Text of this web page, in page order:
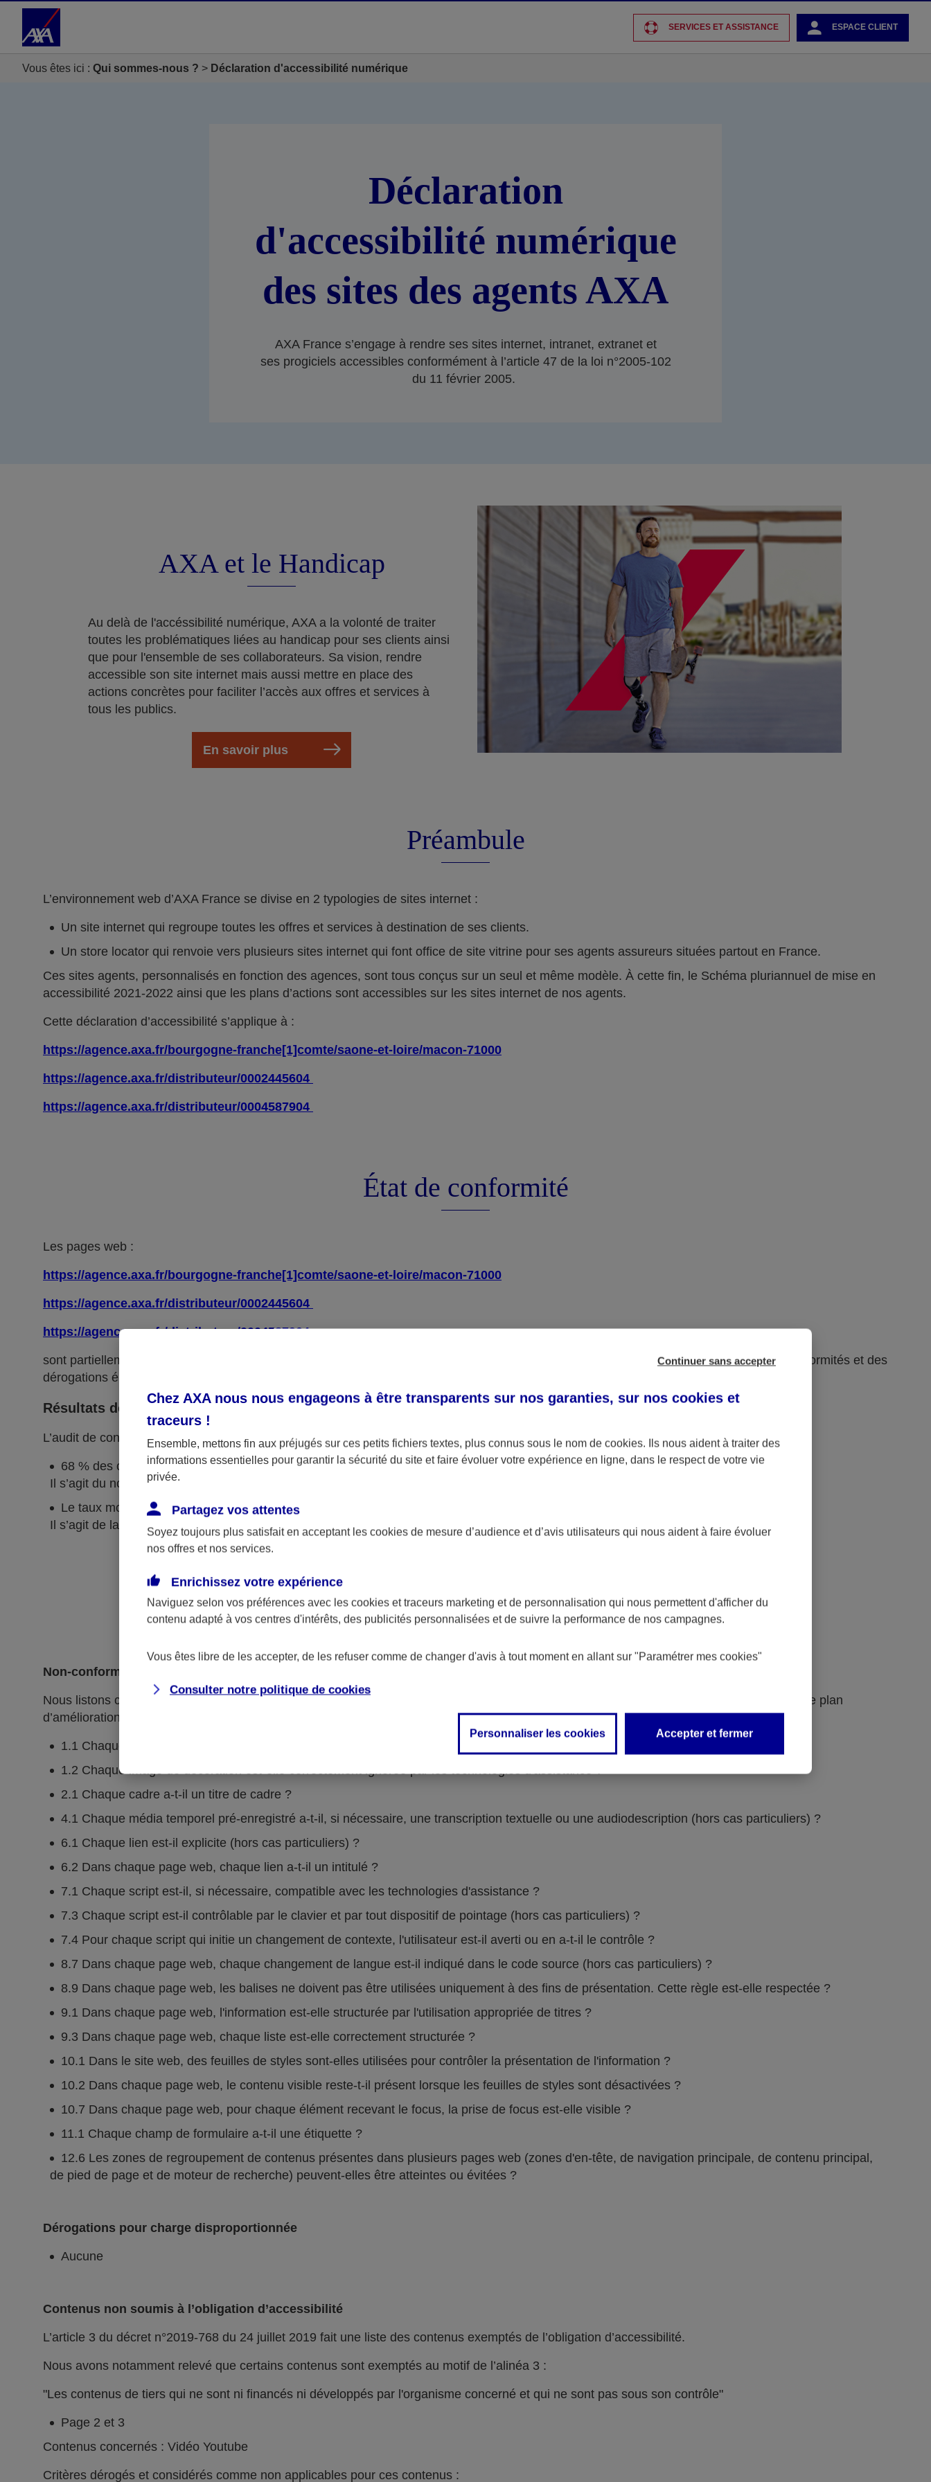
Accéder au Contenu
SERVICES ET ASSISTANCE ESPACE CLIENT
Vous êtes ici : Qui sommes-nous ? Déclaration d'accessibilité numérique
Déclaration
d'accessibilité numérique
des sites des agents AXA
AXA France s’engage à rendre ses sites internet, intranet, extranet et
ses progiciels accessibles conformément à l’article 47 de la loi n°2005-102
du 11 février 2005.
AXA et le Handicap
Au delà de l'accéssibilité numérique, AXA a la volonté de traiter
toutes les problématiques liées au handicap pour ses clients ainsi
que pour l'ensemble de ses collaborateurs. Sa vision, rendre
accessible son site internet mais aussi mettre en place des
actions concrètes pour faciliter l’accès aux offres et services à
tous les publics.
En savoir plus
Préambule
L’environnement web d’AXA France se divise en 2 typologies de sites internet :
Un site internet qui regroupe toutes les offres et services à destination de ses clients.
Un store locator qui renvoie vers plusieurs sites internet qui font office de site vitrine pour ses agents assureurs situées partout en France.
Ces sites agents, personnalisés en fonction des agences, sont tous conçus sur un seul et même modèle. À cette fin, le Schéma pluriannuel de mise en
accessibilité 2021-2022 ainsi que les plans d’actions sont accessibles sur les sites internet de nos agents.
Cette déclaration d’accessibilité s’applique à :
https://agence.axa.fr/bourgogne-franche[1]comte/saone-et-loire/macon-71000
https://agence.axa.fr/distributeur/0002445604
https://agence.axa.fr/distributeur/0004587904
État de conformité
Les pages web :
https://agence.axa.fr/bourgogne-franche[1]comte/saone-et-loire/macon-71000
https://agence.axa.fr/distributeur/0002445604
https://agence.axa.fr/distributeur/0004587904
sont partiellement conformes avec le
, version 4.1.2, en raison des non-conformités et des
dérogations énumérées ci-dessous.
Résultats des tests
L’audit de conformité réalisé parKoenarévèle que :
68 % des critères RGAA sont respectés.
Il s’agit du nombre de critères pleinement respectés sur la totalité des pages de l’échantillon.
Le taux moyen de conformité du service en ligne s’élève à 69 %.
Il s’agit de la moyenne du score de conformité obtenu sur chacune des pages de l’échantillon.
Contenus non-accessibles
Non-conformités
Nous listons ci-dessous l’ensemble des critères non-conformes. Pour le détail, se reporter à la grille d’audit et au schéma pluriannuel pour le plan
d’amélioration continue.
1.1 Chaque image porteuse d'information a-t-elle une alternative textuelle ?
1.2 Chaque image de décoration est-elle correctement ignorée par les technologies d'assistance ?
2.1 Chaque cadre a-t-il un titre de cadre ?
4.1 Chaque média temporel pré-enregistré a-t-il, si nécessaire, une transcription textuelle ou une audiodescription (hors cas particuliers) ?
6.1 Chaque lien est-il explicite (hors cas particuliers) ?
6.2 Dans chaque page web, chaque lien a-t-il un intitulé ?
7.1 Chaque script est-il, si nécessaire, compatible avec les technologies d'assistance ?
7.3 Chaque script est-il contrôlable par le clavier et par tout dispositif de pointage (hors cas particuliers) ?
7.4 Pour chaque script qui initie un changement de contexte, l'utilisateur est-il averti ou en a-t-il le contrôle ?
8.7 Dans chaque page web, chaque changement de langue est-il indiqué dans le code source (hors cas particuliers) ?
8.9 Dans chaque page web, les balises ne doivent pas être utilisées uniquement à des fins de présentation. Cette règle est-elle respectée ?
9.1 Dans chaque page web, l'information est-elle structurée par l'utilisation appropriée de titres ?
9.3 Dans chaque page web, chaque liste est-elle correctement structurée ?
10.1 Dans le site web, des feuilles de styles sont-elles utilisées pour contrôler la présentation de l'information ?
10.2 Dans chaque page web, le contenu visible reste-t-il présent lorsque les feuilles de styles sont désactivées ?
10.7 Dans chaque page web, pour chaque élément recevant le focus, la prise de focus est-elle visible ?
11.1 Chaque champ de formulaire a-t-il une étiquette ?
12.6 Les zones de regroupement de contenus présentes dans plusieurs pages web (zones d'en-tête, de navigation principale, de contenu principal,
de pied de page et de moteur de recherche) peuvent-elles être atteintes ou évitées ?
Dérogations pour charge disproportionnée
Aucune
Contenus non soumis à l’obligation d’accessibilité
L’article 3 du décret n°2019-768 du 24 juillet 2019 fait une liste des contenus exemptés de l’obligation d’accessibilité.
Nous avons notamment relevé que certains contenus sont exemptés au motif de l’alinéa 3 :
"Les contenus de tiers qui ne sont ni financés ni développés par l'organisme concerné et qui ne sont pas sous son contrôle"
Page 2 et 3
Contenus concernés : Vidéo Youtube
Critères dérogés et considérés comme non applicables pour ces contenus :
Continuer sans accepter
Chez AXA nous nous engageons à être transparents sur nos garanties, sur nos cookies et
traceurs !
Ensemble, mettons fin aux préjugés sur ces petits fichiers textes, plus connus sous le nom de cookies. Ils nous aident à traiter des
informations essentielles pour garantir la sécurité du site et faire évoluer votre expérience en ligne, dans le respect de votre vie
privée.
Partagez vos attentes
Soyez toujours plus satisfait en acceptant les cookies de mesure d’audience et d’avis utilisateurs qui nous aident à faire évoluer
nos offres et nos services.
Enrichissez votre expérience
Naviguez selon vos préférences avec les cookies et traceurs marketing et de personnalisation qui nous permettent d'afficher du
contenu adapté à vos centres d'intérêts, des publicités personnalisées et de suivre la performance de nos campagnes.
Vous êtes libre de les accepter, de les refuser comme de changer d'avis à tout moment en allant sur "Paramétrer mes cookies"
Consulter notre politique de cookies
Personnaliser les cookies Accepter et fermer